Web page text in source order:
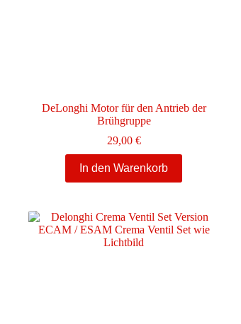
DeLonghi Motor für den Antrieb der
Brühgruppe
29,00 €
In den Warenkorb